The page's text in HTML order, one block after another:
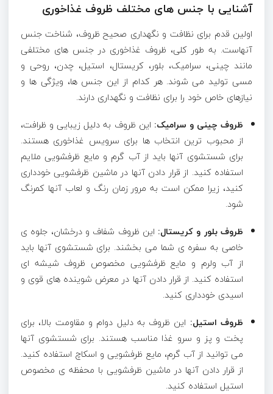
آشنایی با جنس های مختلف ظروف غذاخوری
اولین قدم برای نظافت و نگهداری صحیح ظروف، شناخت جنس
آنهاست. به طور کلی، ظروف غذاخوری در جنس های مختلفی
مانند چینی، سرامیک، بلور، کریستال، استیل، چدن، روحی و
مسی تولید می شوند. هر کدام از این جنس ها، ویژگی ها و
نیازهای خاص خود را برای نظافت و نگهداری دارند.
ظروف چینی و سرامیک: این ظروف به دلیل زیبایی و ظرافت،
از محبوب ترین انتخاب ها برای سرویس غذاخوری هستند.
برای شستشوی آنها باید از آب گرم و مایع ظرفشویی ملایم
استفاده کنید. از قرار دادن آنها در ماشین ظرفشویی خودداری
کنید، زیرا ممکن است به مرور زمان رنگ و لعاب آنها کمرنگ
شود.
ظروف بلور و کریستال: این ظروف شفاف و درخشان، جلوه ی
خاصی به سفره ی شما می بخشند. برای شستشوی آنها باید
از آب ولرم و مایع ظرفشویی مخصوص ظروف شیشه ای
استفاده کنید. از قرار دادن آنها در معرض شوینده های قوی و
اسیدی خودداری کنید.
ظروف استیل: این ظروف به دلیل دوام و مقاومت بالا، برای
پخت و پز و سرو غذا مناسب هستند. برای شستشوی آنها
می توانید از آب گرم، مایع ظرفشویی و اسکاچ استفاده کنید.
از قرار دادن آنها در ماشین ظرفشویی با محفظه ی مخصوص
استیل استفاده کنید.